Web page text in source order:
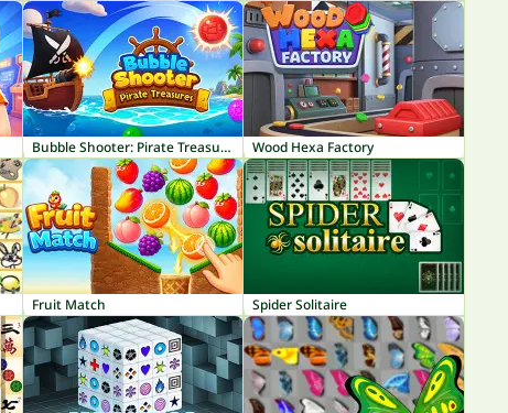
Bubble Shooter: Pirate Treasures Wood Hexa Factory
Fruit Match Spider Solitaire